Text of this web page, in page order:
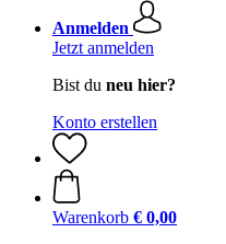
Anmelden
Jetzt anmelden
Bist du neu hier?
Konto erstellen
Warenkorb € 0,00